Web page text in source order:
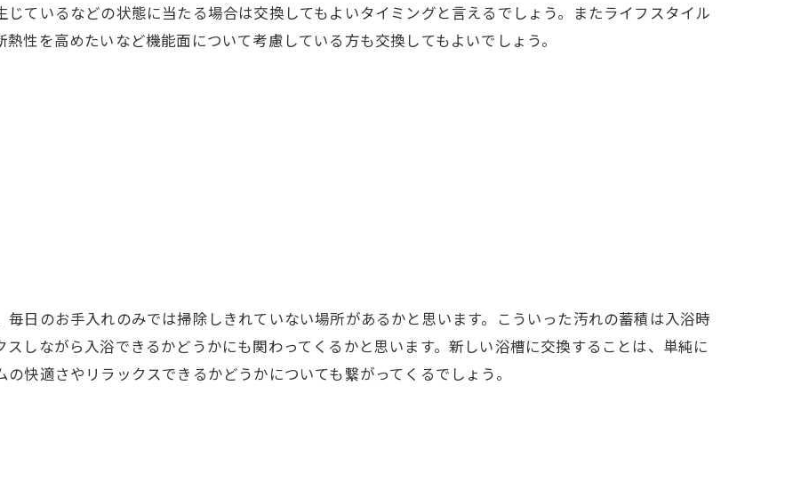
ているなどの状態に当たる場合は交換してもよいタイミングと言えるでしょう。またライフスタイル
性を高めたいなど機能面について考慮している方も交換してもよいでしょう。
日のお手入れのみでは掃除しきれていない場所があるかと思います。こういった汚れの蓄積は入浴時
しながら入浴できるかどうかにも関わってくるかと思います。新しい浴槽に交換することは、単純に
快適さやリラックスできるかどうかについても繋がってくるでしょう。